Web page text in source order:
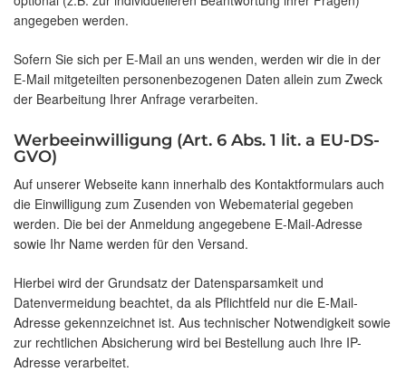
angegeben werden.
Sofern Sie sich per E-Mail an uns wenden, werden wir die in der
E-Mail mitgeteilten personenbezogenen Daten allein zum Zweck
der Bearbeitung Ihrer Anfrage verarbeiten.
Werbeeinwilligung (Art. 6 Abs. 1 lit. a EU-DS-
GVO)
Auf unserer Webseite kann innerhalb des Kontaktformulars auch
die Einwilligung zum Zusenden von Webematerial gegeben
werden. Die bei der Anmeldung angegebene E-Mail-Adresse
sowie Ihr Name werden für den Versand.
Hierbei wird der Grundsatz der Datensparsamkeit und
Datenvermeidung beachtet, da als Pflichtfeld nur die E-Mail-
Adresse gekennzeichnet ist. Aus technischer Notwendigkeit sowie
zur rechtlichen Absicherung wird bei Bestellung auch Ihre IP-
Adresse verarbeitet.